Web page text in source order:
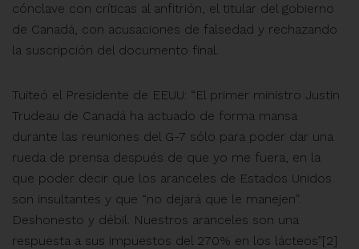
cónclave con críticas al anfitrión, el titular del gobierno
de Canadá, con acusaciones de falsedad y rechazando
la suscripción del documento final.
Tuiteó el Presidente de EEUU: “El primer ministro Justin
Trudeau de Canadá ha actuado de forma mansa
durante las reuniones del G-7 sólo para poder dar una
rueda de prensa después de que yo me fuera, en la
que poder decir que los aranceles de Estados Unidos
son insultantes y que “no dejará que le manejen”.
Deshonesto y débil. Nuestros aranceles son una
respuesta a sus impuestos del 270% en los lácteos”[2]